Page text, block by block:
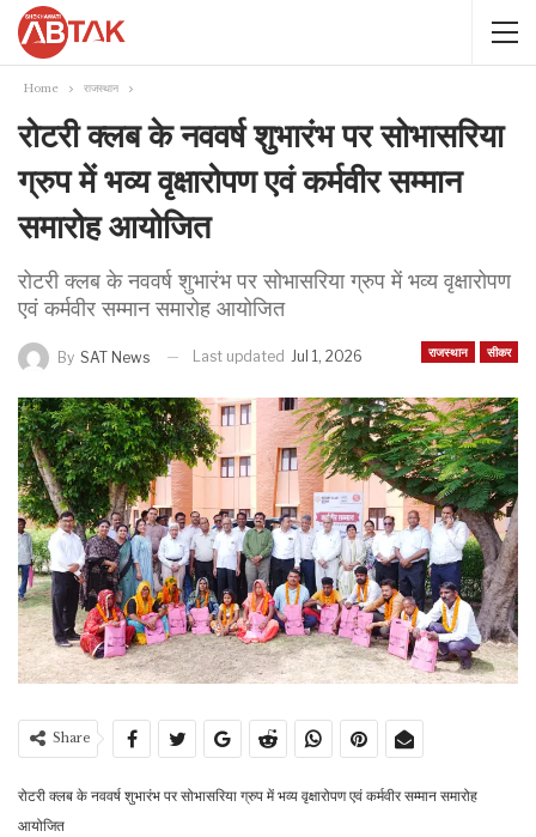
Home राजस्थान
रोटरी क्लब के नववर्ष शुभारंभ पर सोभासरिया
ग्रुप में भव्य वृक्षारोपण एवं कर्मवीर सम्मान
समारोह आयोजित
रोटरी क्लब के नववर्ष शुभारंभ पर सोभासरिया ग्रुप में भव्य वृक्षारोपण
एवं कर्मवीर सम्मान समारोह आयोजित
राजस्थान सीकर
By SAT News Last updated Jul 1, 2026
Share
रोटरी क्लब के नववर्ष शुभारंभ पर सोभासरिया ग्रुप में भव्य वृक्षारोपण एवं कर्मवीर सम्मान समारोह
आयोजित